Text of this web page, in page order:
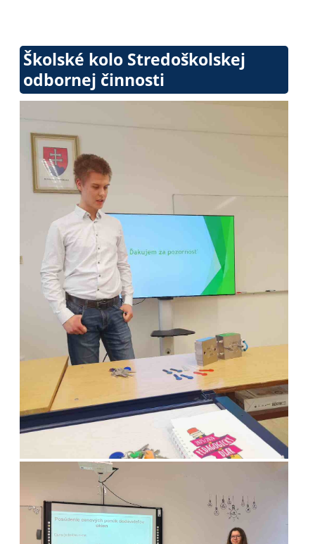
Školské kolo Stredoškolskej
odbornej činnosti